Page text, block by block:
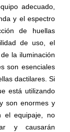
adecuado,
y el espectro
de huellas
de uso, el
la iluminación
son esenciales
dactilares. Si
está utilizando
son enormes y
el equipaje, no
y causarán